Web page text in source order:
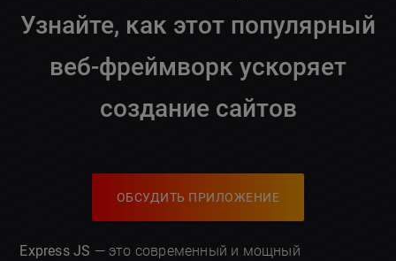
Узнайте, как этот популярный
веб-фреймворк ускоряет
создание сайтов
ОБСУДИТЬ ПРИЛОЖЕНИЕ
Express JS — это современный и мощный